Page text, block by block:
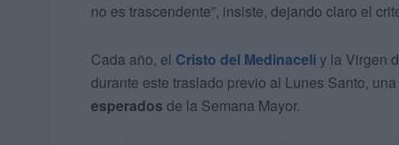
no es trascendente”, insiste, dejando claro el
Cada año, el Cristo del Medinaceli y la Virgen
durante este traslado previo al Lunes Santo,
esperados de la Semana Mayor.